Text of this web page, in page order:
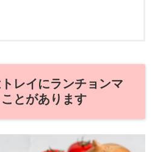
レイにランチョンマ
とがあります